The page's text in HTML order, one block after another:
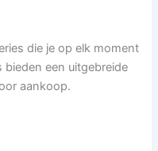
die je op elk moment
bieden een uitgebreide
aankoop.